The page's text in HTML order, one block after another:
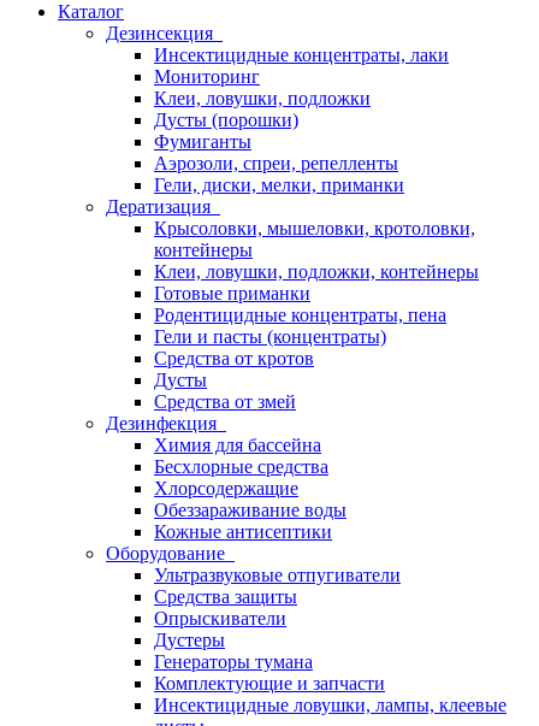
Каталог
Дезинсекция
Инсектицидные концентраты, лаки
Мониторинг
Клеи, ловушки, подложки
Дусты (порошки)
Фумиганты
Аэрозоли, спреи, репелленты
Гели, диски, мелки, приманки
Дератизация
Крысоловки, мышеловки, кротоловки,
контейнеры
Клеи, ловушки, подложки, контейнеры
Готовые приманки
Родентицидные концентраты, пена
Гели и пасты (концентраты)
Средства от кротов
Дусты
Средства от змей
Дезинфекция
Химия для бассейна
Бесхлорные средства
Хлорсодержащие
Обеззараживание воды
Кожные антисептики
Оборудование
Ультразвуковые отпугиватели
Средства защиты
Опрыскиватели
Дустеры
Генераторы тумана
Комплектующие и запчасти
Инсектицидные ловушки, лампы, клеевые